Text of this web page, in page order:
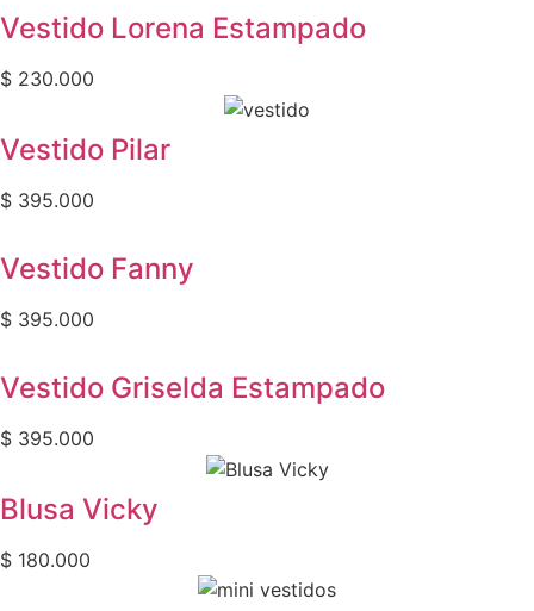
Vestido Lorena Estampado
$ 230.000
Vestido Pilar
$ 395.000
Vestido Fanny
$ 395.000
Vestido Griselda Estampado
$ 395.000
Blusa Vicky
$ 180.000